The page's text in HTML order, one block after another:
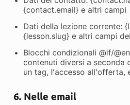
{contact.email} e altri campi
Dati della lezione corrente:
{lesson.slug} e altri campi
Blocchi condizionali @if/
contenuti diversi a seconda
un tag, l'accesso all'offerta,
6. Nelle email